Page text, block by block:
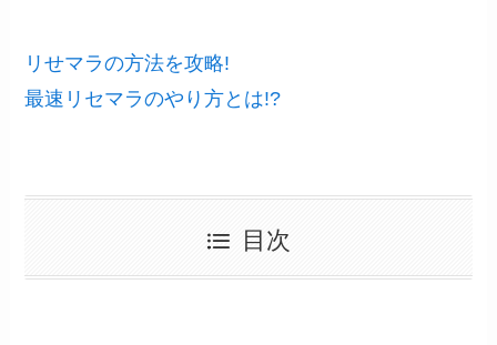
リせマラの方法を攻略!
最速リセマラのやり方とは!?
目次